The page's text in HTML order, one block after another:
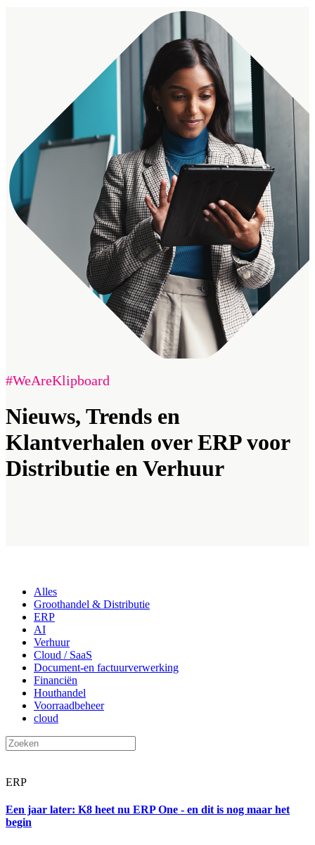
#WeAreKlipboard
Nieuws, Trends en
Klantverhalen over ERP voor
Distributie en Verhuur
Alles
Groothandel & Distributie
ERP
AI
Verhuur
Cloud / SaaS
Document-en factuurverwerking
Financiën
Houthandel
Voorraadbeheer
cloud
ERP
Een jaar later: K8 heet nu ERP One - en dit is nog maar het
begin